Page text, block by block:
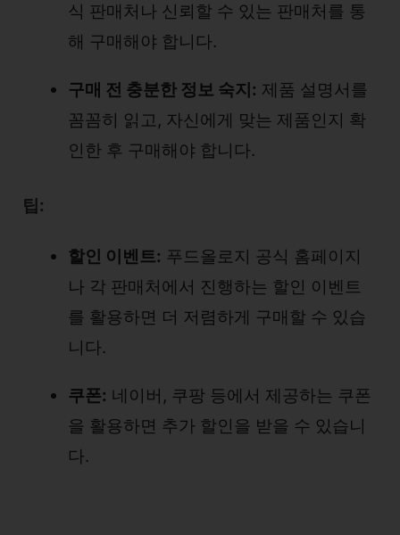
식 판매처나 신뢰할 수 있는 판매처를 통
해 구매해야 합니다.
구매 전 충분한 정보 숙지: 제품 설명서를
꼼꼼히 읽고, 자신에게 맞는 제품인지 확
인한 후 구매해야 합니다.
팁:
할인 이벤트: 푸드올로지 공식 홈페이지
나 각 판매처에서 진행하는 할인 이벤트
를 활용하면 더 저렴하게 구매할 수 있습
니다.
쿠폰: 네이버, 쿠팡 등에서 제공하는 쿠폰
을 활용하면 추가 할인을 받을 수 있습니
다.